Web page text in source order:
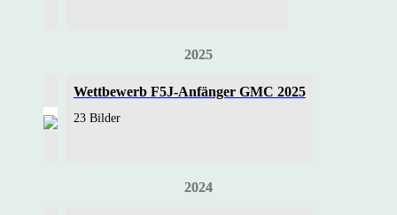
2025
Wettbewerb F5J-Anfänger GMC 2025
23 Bilder
2024